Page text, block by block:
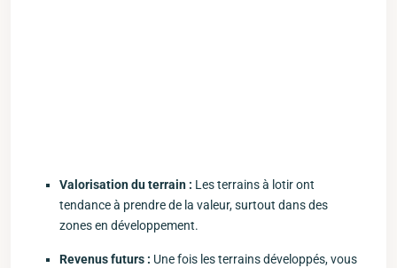
Valorisation⁢ du terrain⁤ : Les ​terrains à lotir ont‍
tendance ‌à prendre⁢ de la valeur, surtout dans des
⁤zones en développement.
Revenus​ futurs : Une fois ‍les terrains​ développés, vous